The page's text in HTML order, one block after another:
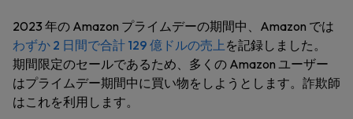
2023 年の Amazon プライムデーの期間中、Amazon では
わずか 2 日間で合計 129 億ドルの売上を記録しました。
期間限定のセールであるため、多くの Amazon ユーザー
はプライムデー期間中に買い物をしようとします。詐欺師
はこれを利用します。